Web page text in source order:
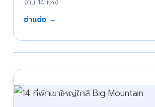
งาน 14 แห่ง
อ่านต่อ →